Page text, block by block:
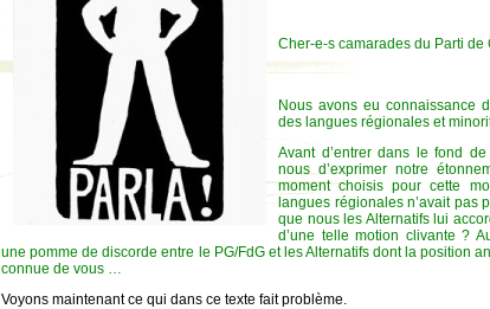
Cher-e-s camarades du Parti de
Nous avons eu connaissance
des langues régionales et
Avant d’entrer dans le fond
nous d’exprimer notre
moment choisispour cette
langues régionales n’avait pas
que nous les Alternatifs lui
d’une telle motion clivante ?
une pomme de discorde entre le PG/FdG et les Alternatifs dont la position
connue de vous …
Voyons maintenant ce qui dans ce texte fait problème.